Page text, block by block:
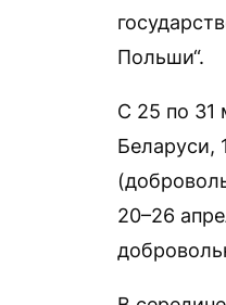
Польши“.
С 25 по 31
Беларуси,
20–26